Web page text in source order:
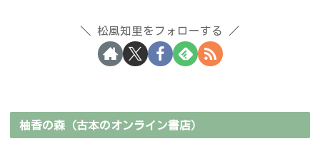
松風知里をフォローする
柚香の森（古本のオンライン書店）